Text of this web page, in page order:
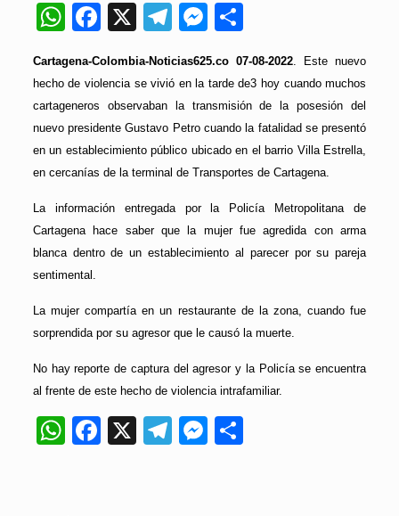
WhatsApp
Facebook
X Telegram
Messenger
Cartagena-Colombia-Noticias625.co 07-08-2022. Este nuevo
hecho de violencia se vivió en la tarde de3 hoy cuando muchos
cartageneros observaban la transmisión de la posesión del
nuevo presidente Gustavo Petro cuando la fatalidad se presentó
en un establecimiento público ubicado en el barrio Villa Estrella,
en cercanías de la terminal de Transportes de Cartagena.
La información entregada por la Policía Metropolitana de
Cartagena hace saber que la mujer fue agredida con arma
blanca dentro de un establecimiento al parecer por su pareja
sentimental.
La mujer compartía en un restaurante de la zona, cuando fue
sorprendida por su agresor que le causó la muerte.
No hay reporte de captura del agresor y la Policía se encuentra
al frente de este hecho de violencia intrafamiliar.
WhatsApp
Facebook
X Telegram
Messenger